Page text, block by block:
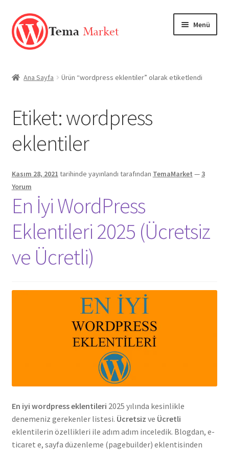
Dolaşıma
geç
İçeriğe
geç
Menü
TEMALAR
EKLENTİLER
Markalar
Hesabım
Blog
Ana Sayfa Ürün “wordpress eklentiler” olarak etiketlendi
Etiket:wordpress
eklentiler
Kasım 28, 2021 tarihinde yayınlandı tarafından TemaMarket — 3
Yorum
En İyi WordPress
Eklentileri 2025 (Ücretsiz
ve Ücretli)
En iyi wordpress eklentileri 2025 yılında kesinlikle
denemeniz gerekenler listesi. Ücretsiz ve Ücretli
eklentilerin özellikleri ile adım adım inceledik. Blogdan, e-
ticaret e, sayfa düzenleme (pagebuilder) eklentisinden